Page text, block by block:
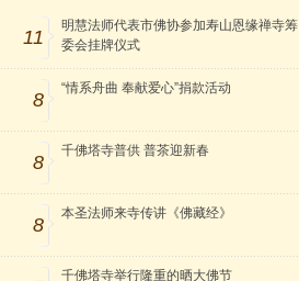
11
明慧法师代表市佛协参加寿山恩缘禅寺筹
委会挂牌仪式
8
“情系舟曲 奉献爱心”捐款活动
8
千佛塔寺普供 普茶迎新春
8
本圣法师来寺传讲《佛藏经》
千佛塔寺举行隆重的晒大佛节